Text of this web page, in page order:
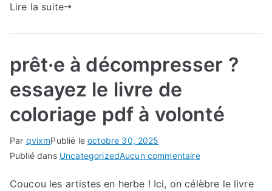
vin
compréhension
vinicole
Lire la suite
prêt·e à décompresser ?
essayez le livre de
coloriage pdf à volonté
Par qvixmPublié leoctobre 30, 2025
Publié dans UncategorizedAucun commentairesur
à
Coucou les artistes en herbe ! Ici, on célèbre le livre